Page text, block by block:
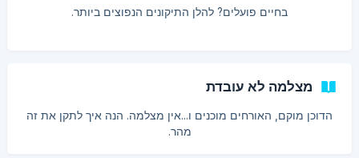
בחיים פועלים? להלן התיקונים הנפוצים ביותר.
מצלמה לא עובדת
הדוכן מוקם, האורחים מוכנים ו...אין מצלמה. הנה איך לתקן את זה
מהר.